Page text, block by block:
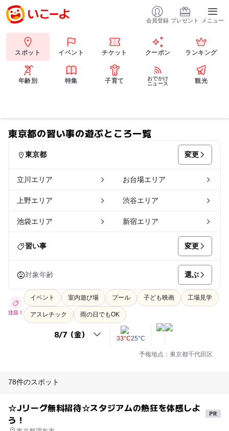
会員登録 プレゼント メニュー
スポット イベント チケット クーポン ランキング
年齢別 特集 子育て
おでかけ
ニュース
観光
東京都の習い事の遊ぶところ一覧
東京都 変更
立川エリア お台場エリア
上野エリア 渋谷エリア
池袋エリア 新宿エリア
習い事 変更
対象年齢 選ぶ
注目！
イベント 室内遊び場 プール 子ども映画 工場見学
アスレチック 雨の日でもOK
33°C25°C
予報地点：東京都千代田区
78件のスポット
☆Jリーグ無料招待☆スタジアムの熱狂を体感しよ
う！